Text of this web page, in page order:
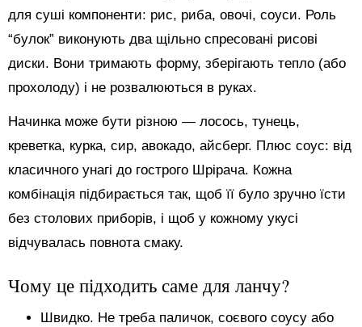
для суші компоненти: рис, риба, овочі, соуси. Роль
“булок” виконують два щільно спресовані рисові
диски. Вони тримають форму, зберігають тепло (або
прохолоду) і не розвалюються в руках.
Начинка може бути різною — лосось, тунець,
креветка, курка, сир, авокадо, айсберг. Плюс соус: від
класичного унагі до гострого Шрірача. Кожна
комбінація підбирається так, щоб її було зручно їсти
без столових приборів, і щоб у кожному укусі
відчувалась повнота смаку.
Чому це підходить саме для ланчу?
Швидко. Не треба паличок, соєвого соусу або